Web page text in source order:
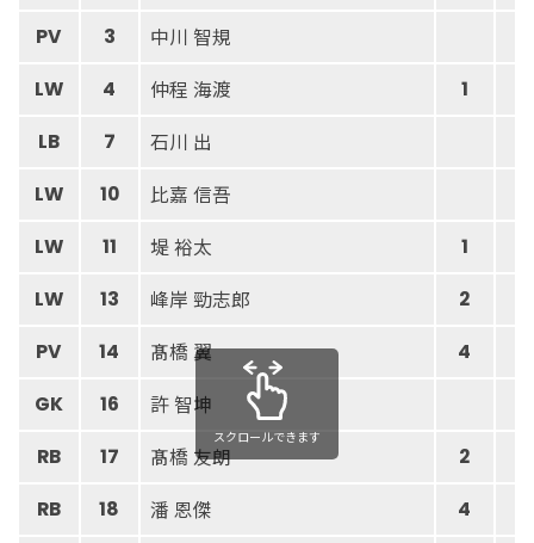
PV 3 中川 智規
LW 4 仲程 海渡 1
LB 7 石川 出
LW 10 比嘉 信吾
LW 11 堤 裕太 1
LW 13 峰岸 勁志郎 2
PV 14 髙橋 翼 4
GK 16 許 智坤
RB 17 髙橋 友朗 2
RB 18 潘 恩傑 4
スクロールできます